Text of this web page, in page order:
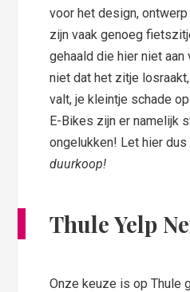
voor het design,
zijn vaak genoeg
gehaald die hier niet
niet dat het zitje
valt, je kleintje schade
E-Bikes zijn er namelijk
ongelukken! Let hier dus
duurkoop!
Thule Yelp
Onze keuze is op Thule